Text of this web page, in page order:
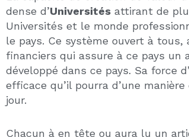
Tout cela pour démontrer à quel
dans l’immobilier aux Etats-Unis.
investissement de très bonne
rechercher un investisseur et ce
pas dans ce domaine ne serait-ce
privilégier lesclimats ensoleillés
Sud de l’Amérique du nord qui se